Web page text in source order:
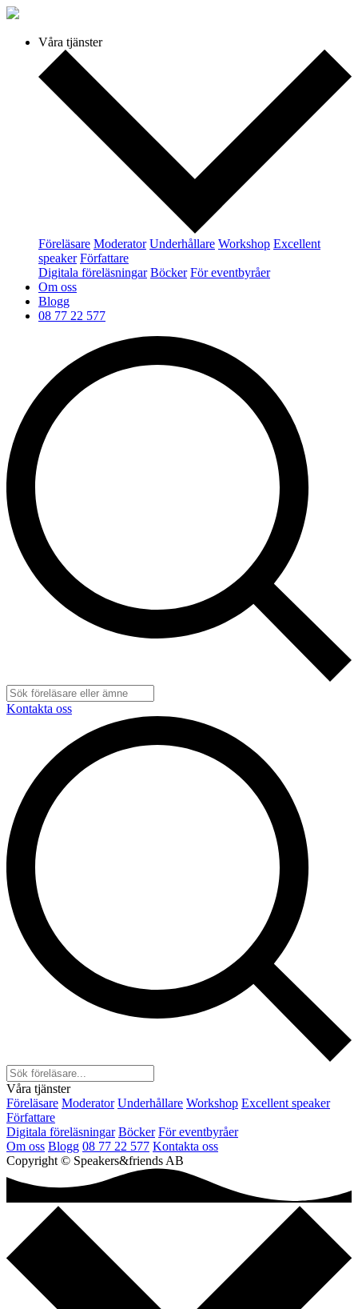
Våra tjänster
Föreläsare Moderator Underhållare Workshop Excellent
speaker Författare
Digitala föreläsningar Böcker För eventbyråer
Om oss
Blogg
08 77 22 577
Kontakta oss
Våra tjänster
Föreläsare Moderator Underhållare Workshop Excellent speaker
Författare
Digitala föreläsningar Böcker För eventbyråer
Om oss Blogg 08 77 22 577 Kontakta oss
Copyright © Speakers&friends AB